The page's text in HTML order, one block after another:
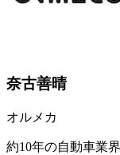
奈古善晴
オルメカ
約10年の自動車業